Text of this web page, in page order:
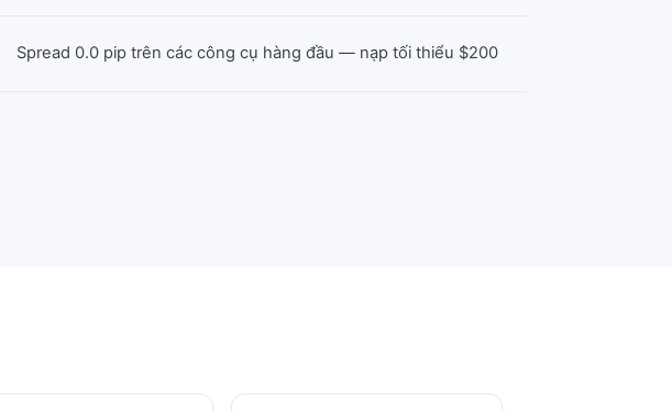
Spread 0.0 pip trên các công cụ hàng đầu — nạp tối thiểu $200